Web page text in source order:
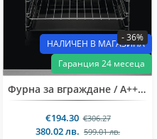
НАЛИЧЕН В МАГАЗИНА
Гаранция 24 месеца
Фурна за вграждане / A++ / Zanker / AEG KOB20723XK / Охлаждащ вентилатор
€194.30 €306.27
- 36%
380.02 лв. 599.01 лв.